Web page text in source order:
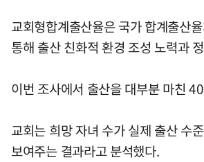
교회형합계출산율은 국가 합계출산
통해 출산 친화적 환경 조성 노력과
이번 조사에서 출산을 대부분 마친
교회는 희망 자녀 수가 실제 출산 수
보여주는 결과라고 분석했다.